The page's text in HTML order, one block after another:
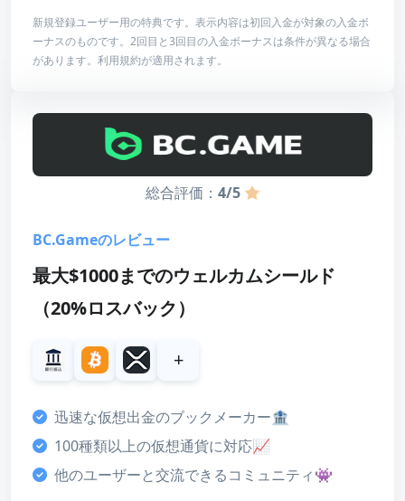
お試し登録する
ボーナス詳細
カスタマーサポート
決済方法
新規登録ユーザー用の特典です。表示内容は初回入金が対象の入金ボ
ーナスのものです。2回目と3回目の入金ボーナスは条件が異なる場合
があります。利用規約が適用されます。
総合評価： 4/5
BC.Gameのレビュー
最大$1000までのウェルカムシールド
（20%ロスバック）
+
迅速な仮想出金のブックメーカー🏦
100種類以上の仮想通貨に対応📈
他のユーザーと交流できるコミュニティ👾